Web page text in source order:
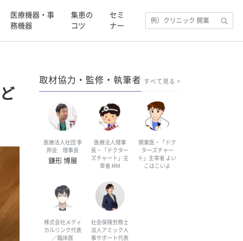
医療機器・事
務機器
集患の
コツ
セミ
ナー
取材協力・監修・執筆者 すべて見る
医療法人社団 季
邦会 理事長
鎌形 博展
医療法人理事
長・「ドクター
ズチャート」主
宰者 MM
開業医・「ドク
ターズチャー
ト」主宰者 よい
こはこいよ
株式会社メディ
カルリンク代表
／臨床医
社会保険労務士
法人アミック人
事サポート代表